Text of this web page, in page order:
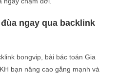
ngay qua backlink
bongvip, bài bác toán Gia
bạn nâng cao gắng mạnh và